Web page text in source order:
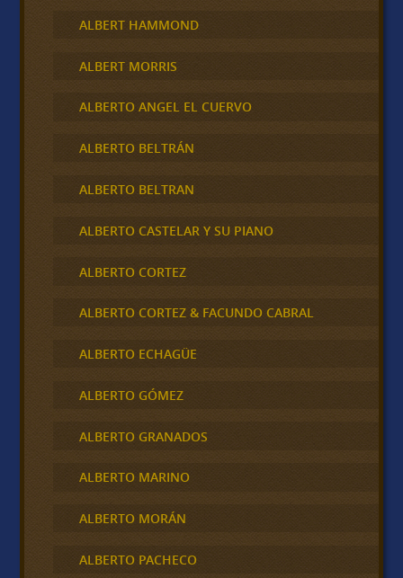
ALBERT HAMMOND
ALBERT MORRIS
ALBERTO ANGEL EL CUERVO
ALBERTO BELTRÁN
ALBERTO BELTRAN
ALBERTO CASTELAR Y SU PIANO
ALBERTO CORTEZ
ALBERTO CORTEZ & FACUNDO CABRAL
ALBERTO ECHAGÜE
ALBERTO GÓMEZ
ALBERTO GRANADOS
ALBERTO MARINO
ALBERTO MORÁN
ALBERTO PACHECO